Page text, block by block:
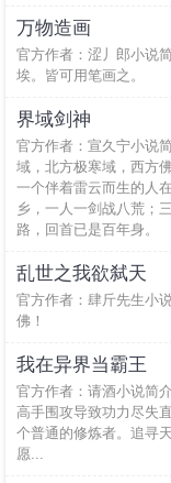
万物造画
官方作者：涩丿郎小说
埃。皆可用笔画之。
界域剑神
官方作者：宣久宁小说
域，北方极寒域，西方
一个伴着雷云而生的人
乡，一人一剑战八荒；
路，回首已是百年身。
乱世之我欲弑天
官方作者：肆斤先生小
佛！
我在异界当霸王
官方作者：请酒小说简
高手围攻导致功力尽失
个普通的修炼者。追寻
愿...